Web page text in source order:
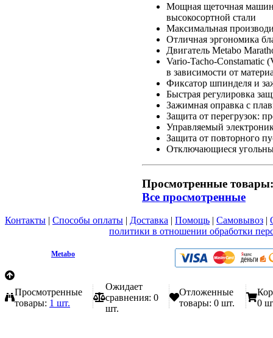
Мощная щеточная
высокосортной стали
Максимальная
Отличная эргономика
Двигатель Metabo
Vario-Tacho-Constamatic
в зависимости от
Фиксатор шпинделя и
Быстрая регулировка
Зажимная оправка с
Защита от перегрузок:
Управляемый
Защита от повторного
Отключающиеся
Просмотренные товары:
Все просмотренные
Контакты | Способы оплаты | Доставка | Помощь | Самовывоз |
политики в отношении обработки
Metabo
Просмотренные
товары: 1 шт.
Ожидает
сравнения: 0
шт.
Отложенные
товары: 0 шт.
0